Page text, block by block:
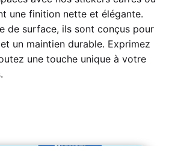
une finition nette et élégante.
de surface, ils sont conçus pour
un maintien durable. Exprimez
une touche unique à votre